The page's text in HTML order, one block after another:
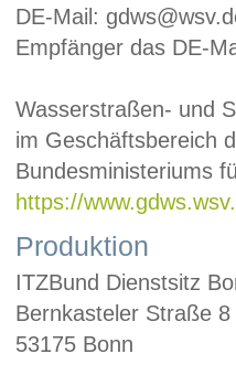
DE-Mail:
Empfänger das DE-
Wasserstraßen- und
im Geschäftsbereich
Bundesministeriums
https://
Produktion
ITZBund Dienstsitz
Bernkasteler Straße 8
53175 Bonn